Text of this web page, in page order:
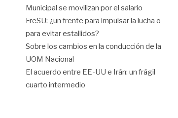
Municipal se movilizan por el salario
FreSU: ¿un frente para impulsar la lucha o
para evitar estallidos?
Sobre los cambios en la conducción de la
UOM Nacional
El acuerdo entre EE-UU e Irán: un frágil
cuarto intermedio